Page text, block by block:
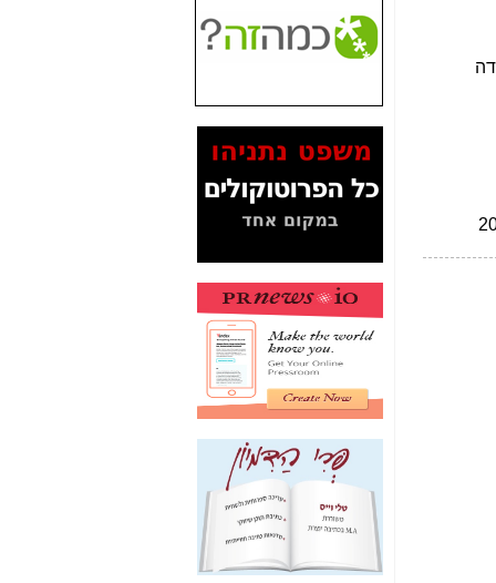
האם ביבי וקרא קבלו
בכלל תמורה עבור
המסמכים בנושא בזק-
Yes (תיק 4000)
לאיש הלא נכון! -כאן
עובדות ומסמכים
האם ביבי כשר
תקשורת עזר לקב'
בזק? -כאן
מה מקור ה-Fake
News שהביא לתפירת
תיק לביבי והעלמת
החשודים הנכונים -כאן
אחת הרגליים של "תיק
4000 התפור"
התמוטטה היום
בניצחון (כפול) של בזק
כאן
איך כתבות מפנקות